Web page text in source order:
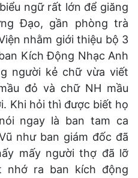
ngữ rất lớn để giăng
Đạo, gần phòng trà
nhằm giới thiệu bộ 3
Kích Động Nhạc Anh
người kẻ chữ vừa viết
đỏ và chữ NH mầu
Khi hỏi thì được biết họ
ngay là ban tam ca
như ban giám đốc đã
mấy người thợ đã lỡ
nhớ ra ban kích động